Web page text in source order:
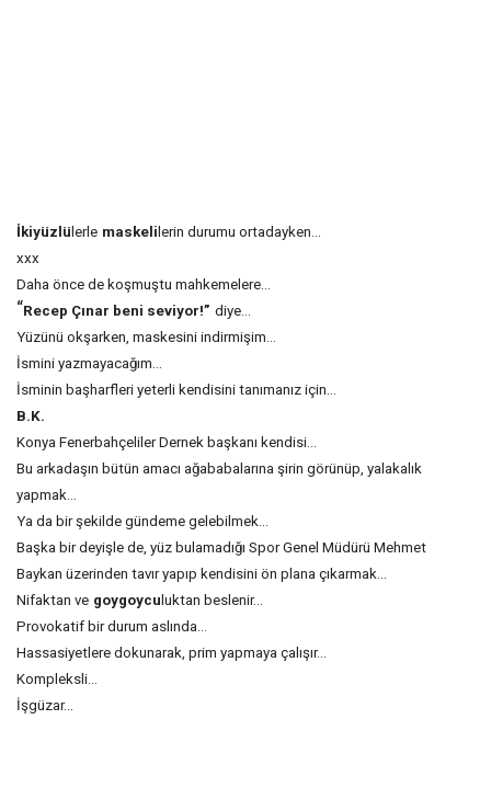
İkiyüzlü lerle maskeli lerin durumu ortadayken...
xxx
Daha önce de koşmuştu mahkemelere...
“Recep Çınar beni seviyor!” diye...
Yüzünü okşarken, maskesini indirmişim...
İsmini yazmayacağım...
İsminin başharfleri yeterli kendisini tanımanız için...
B.K.
Konya Fenerbahçeliler Dernek başkanı kendisi...
Bu arkadaşın bütün amacı ağababalarına şirin görünüp, yalakalık
yapmak...
Ya da bir şekilde gündeme gelebilmek...
Başka bir deyişle de, yüz bulamadığı Spor Genel Müdürü Mehmet
Baykan üzerinden tavır yapıp kendisini ön plana çıkarmak...
Nifaktan ve goygoycu luktan beslenir...
Provokatif bir durum aslında...
Hassasiyetlere dokunarak, prim yapmaya çalışır...
Kompleksli...
İşgüzar...